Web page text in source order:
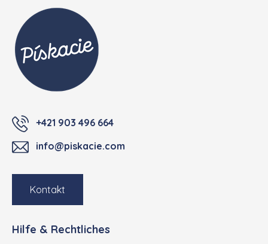
+421 903 496 664
info@piskacie.com
Kontakt
Hilfe & Rechtliches